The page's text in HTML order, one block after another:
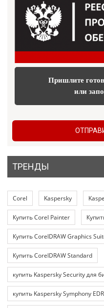
Пришлите
или
ТРЕНДЫ
Corel Kaspersky
Купить Corel Painter
Купить CorelDRAW Graphics
Купить CorelDRAW Standard
купить Kaspersky Security для
купить Kaspersky Symphony EDR